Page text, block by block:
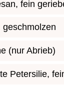
fein
geschmolzen
(nur Abrieb)
Petersilie,